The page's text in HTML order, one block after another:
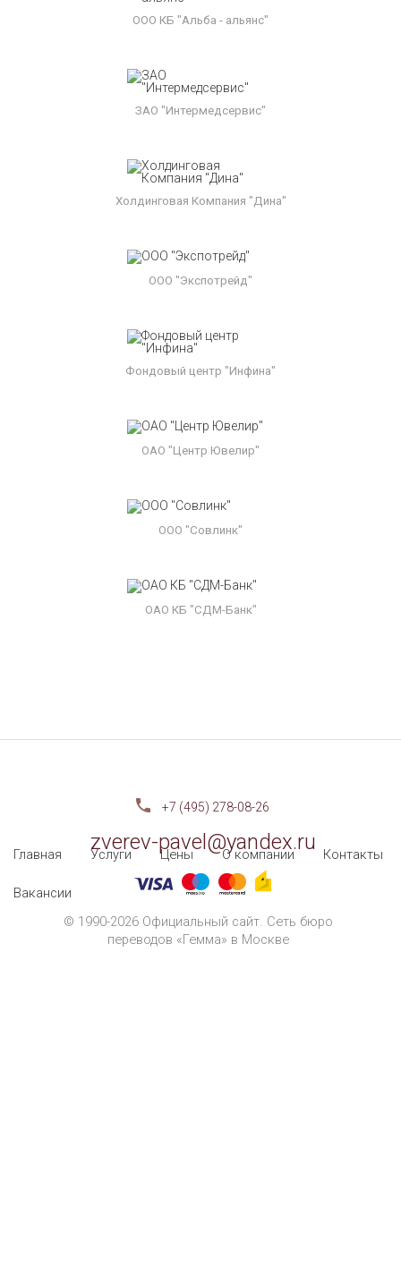
ООО КБ "Альба - альянс"
ЗАО "Интермедсервис"
Холдинговая Компания "Дина"
ООО "Экспотрейд"
Фондовый центр "Инфина"
ОАО "Центр Ювелир"
ООО "Совлинк"
ОАО КБ "СДМ-Банк"
Главная Услуги Цены О компании Контакты
Вакансии
© 1990-2026 Официальный сайт. Сеть бюро
переводов «Гемма» в Москве
+7 (495) 278-08-26
zverev-pavel@yandex.ru